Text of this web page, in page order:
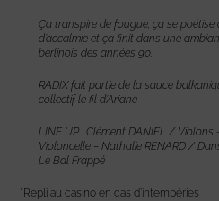
Ça transpire de fougue, ça se poétise
d’accalmie et ça finit dans une
berlinois des années 90.
RADIX fait partie de la sauce
collectif le fil d’Ariane
LINE UP : Clément DANIEL / Violons
Violoncelle – Nathalie RENARD /
Le Bal Frappé
*Repli au casino en cas d’intempéries